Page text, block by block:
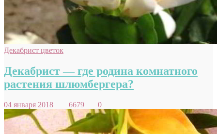
Декабрист цветок
Декабрист — где родина комнатного
растения шлюмбергера?
04 января 2018 6679 0